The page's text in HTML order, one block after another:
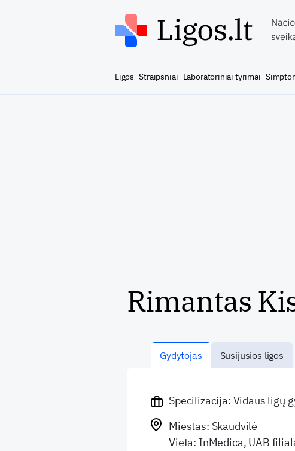
Ligos Straipsniai Laboratoriniai tyrimai
Rimantas
Gydytojas Susijusios ligos
Specilizacija: Vidaus ligų
Miestas: Skaudvilė
Vieta: InMedica, UAB